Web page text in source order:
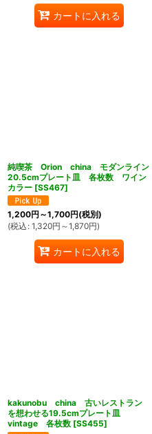
カートに入れる
純喫茶 Orion china モダンライン
20.5cmプレート皿 各枚数 ワイン
カラー [SS467]
1,200円 ～1,700円(税別)
(税込 : 1,320円 ～1,870円)
カートに入れる
kakunobu china 古いレストラン
を想わせる19.5cmプレート皿
vintage 各枚数 [SS455]